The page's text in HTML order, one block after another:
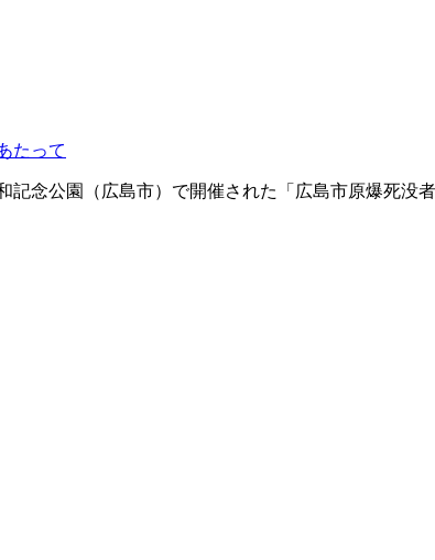
たって
記念公園（広島市）で開催された「広島市原爆死没